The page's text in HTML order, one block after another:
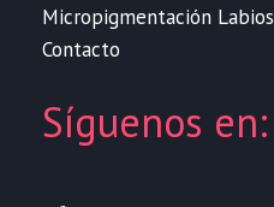
Micropigmentación Labios
Contacto
Síguenos en: